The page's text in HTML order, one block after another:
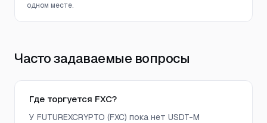
одном месте.
Часто задаваемые вопросы
Где торгуется FXC?
У FUTUREXCRYPTO (FXC) пока нет USDT-M